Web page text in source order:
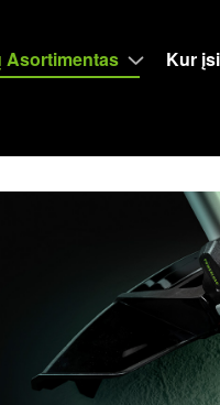
Asortimentas Kur